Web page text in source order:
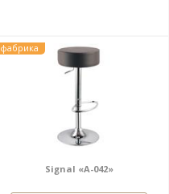
фабрика
Signal «A-042»